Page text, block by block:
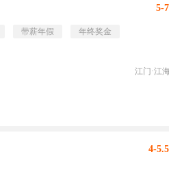
5-
带薪年假
年终奖金
江门·江
4-